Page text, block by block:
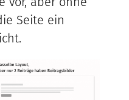
Seite ein